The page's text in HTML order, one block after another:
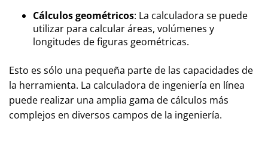
Cálculos geométricos: La calculadora se puede
utilizar para calcular áreas, volúmenes y
longitudes de figuras geométricas.
Esto es sólo una pequeña parte de las capacidades de
la herramienta. La calculadora de ingeniería en línea
puede realizar una amplia gama de cálculos más
complejos en diversos campos de la ingeniería.